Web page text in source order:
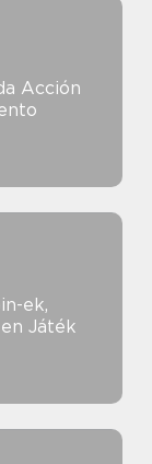
Acción
ek,
Játék